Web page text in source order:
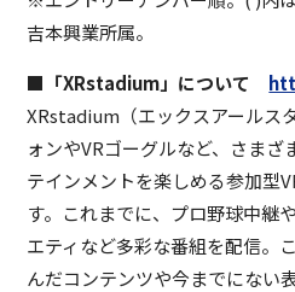
吉本興業所属。
■「XRstadium」について
XRstadium（エックスアールス
ォンやVRゴーグルなど、さまざ
テインメントを楽しめる参加型
す。これまでに、プロ野球中継
エティなど多彩な番組を配信。
んだコンテンツや今までにない